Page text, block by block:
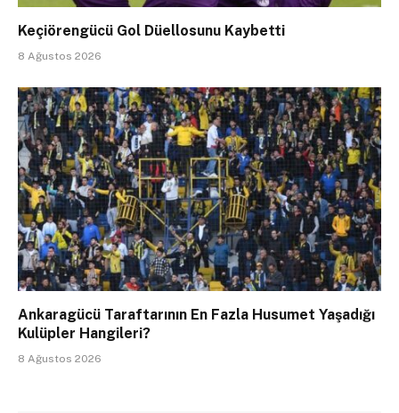
Keçiörengücü Gol Düellosunu Kaybetti
8 Ağustos 2026
Ankaragücü Taraftarının En Fazla Husumet Yaşadığı
Kulüpler Hangileri?
8 Ağustos 2026